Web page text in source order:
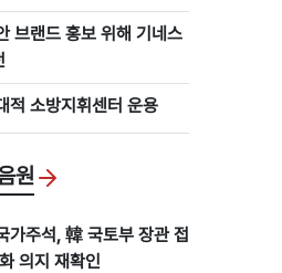
브랜드 홍보 위해 기네스
적 소방지휘센터 운용
원
가주석, 韓 국토부 장관 접
의지 재확인